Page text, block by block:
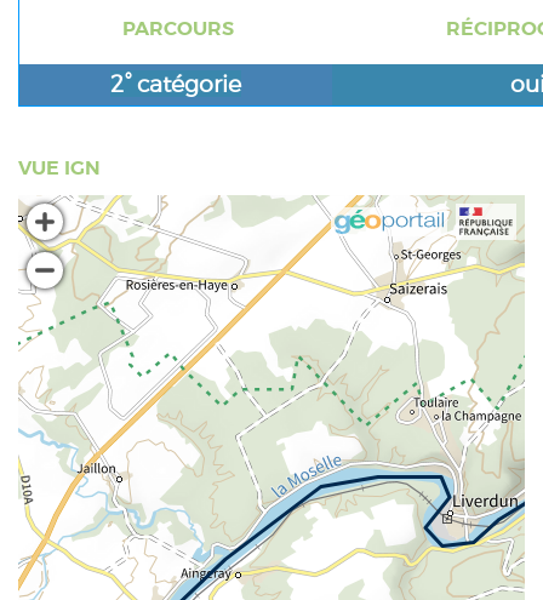
PARCOURS
2° catégorie
VUE IGN